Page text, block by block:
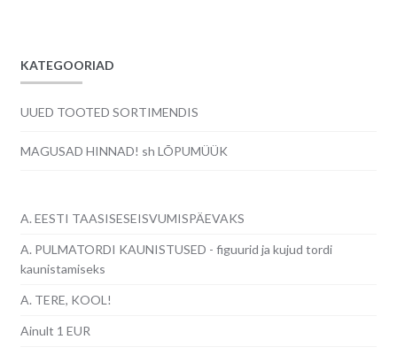
KATEGOORIAD
UUED TOOTED SORTIMENDIS
MAGUSAD HINNAD! sh LÕPUMÜÜK
A. EESTI TAASISESEISVUMISPÄEVAKS
A. PULMATORDI KAUNISTUSED - figuurid ja kujud tordi
kaunistamiseks
A. TERE, KOOL!
Ainult 1 EUR